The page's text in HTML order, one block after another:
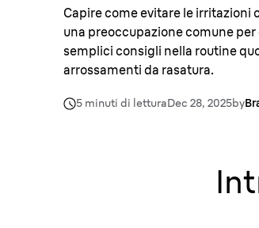
Capire come evitare le irritazioni
una preoccupazione comune
semplici consigli nella routine
arrossamenti da rasatura.
5 minuti di letturaDec 28, 2025by